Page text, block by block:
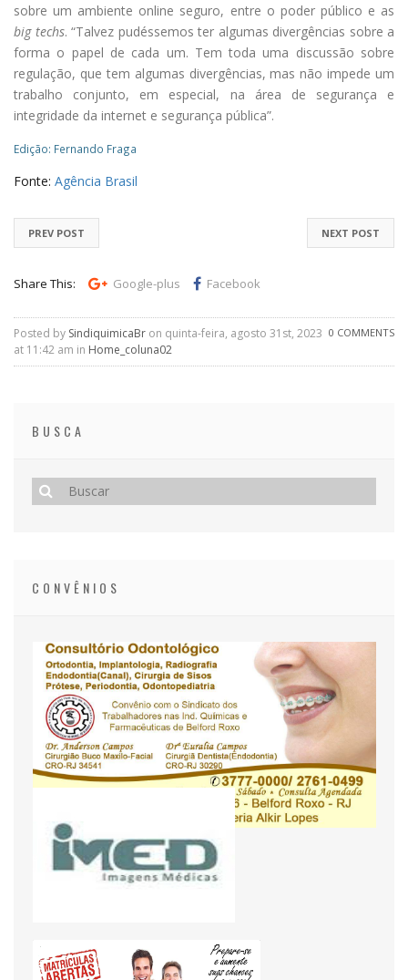
sobre um ambiente online seguro, entre o poder público e as
big techs. “Talvez pudéssemos ter algumas divergências sobre a
forma o papel de cada um. Tem toda uma discussão sobre
regulação, que tem algumas divergências, mas não impede um
trabalho conjunto, em especial, na área de segurança e
integridade da internet e segurança pública”.
Edição: Fernando Fraga
Fonte: Agência Brasil
NEXT POST
PREV POST
Share This: Google-plus Facebook
0 COMMENTS
Posted by SindiquimicaBr on quinta-feira, agosto 31st, 2023
at 11:42 am in Home_coluna02
BUSCA
CONVÊNIOS